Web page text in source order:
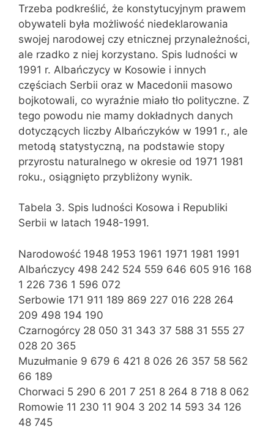
Trzeba podkreślić, że konstytucyjnym prawem
obywateli była możliwość niedeklarowania
swojej narodowej czy etnicznej przynależności,
ale rzadko z niej korzystano. Spis ludności w
1991 r. Albańczycy w Kosowie i innych
częściach Serbii oraz w Macedonii masowo
bojkotowali, co wyraźnie miało tło polityczne. Z
tego powodu nie mamy dokładnych danych
dotyczących liczby Albańczyków w 1991 r., ale
metodą statystyczną, na podstawie stopy
przyrostu naturalnego w okresie od 1971 1981
roku., osiągnięto przybliżony wynik.
Tabela 3. Spis ludności Kosowa i Republiki
Serbii w latach 1948-1991.
Narodowość 1948 1953 1961 1971 1981 1991
Albańczycy 498 242 524 559 646 605 916 168
1 226 736 1 596 072
Serbowie 171 911 189 869 227 016 228 264
209 498 194 190
Czarnogórcy 28 050 31 343 37 588 31 555 27
028 20 365
Muzułmanie 9 679 6 421 8 026 26 357 58 562
66 189
Chorwaci 5 290 6 201 7 251 8 264 8 718 8 062
Romowie 11 230 11 904 3 202 14 593 34 126
48 745